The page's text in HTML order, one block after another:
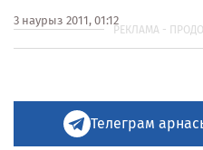
3 наурыз 2011, 01:12
Телеграм